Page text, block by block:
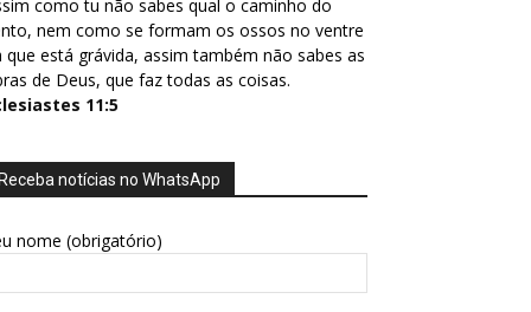
como tu não sabes qual o caminho do
nem como se formam os ossos no ventre
que está grávida, assim também não sabes as
de Deus, que faz todas as coisas.
11:5
Receba notícias no WhatsApp
nome (obrigatório)